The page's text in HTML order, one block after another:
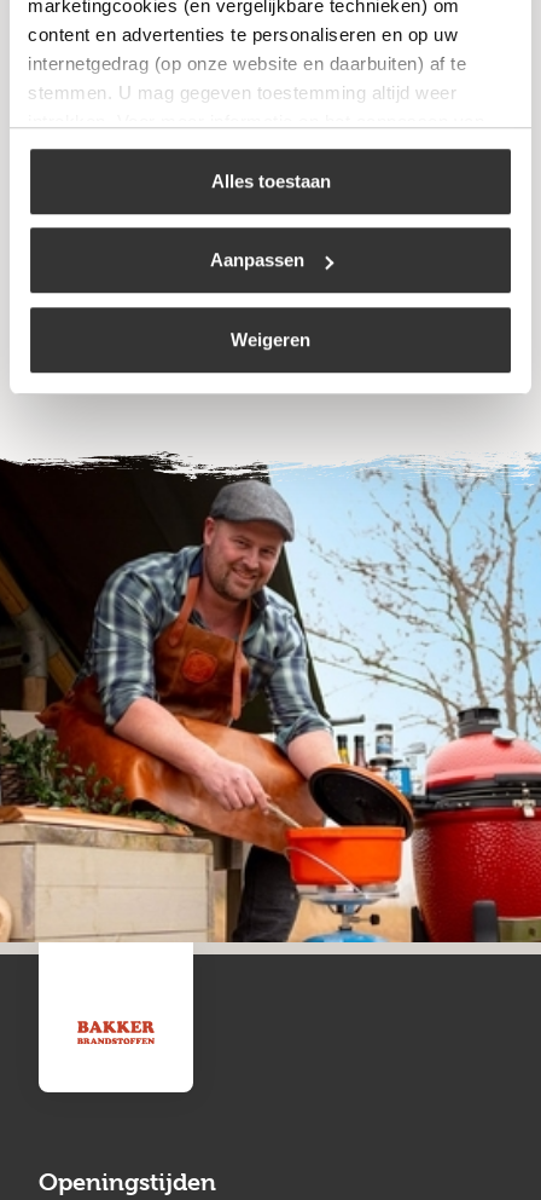
marketingcookies (en vergelijkbare technieken) om
content en advertenties te personaliseren en op uw
internetgedrag (op onze website en daarbuiten) af te
stemmen. U mag gegeven toestemming altijd weer
uw keuze op onze website verwijzen wij u naar ons
Alles toestaan
Aanpassen
Weigeren
The Windmill – BBQ Pan Small
€39,99
Bekijk
Openingstijden